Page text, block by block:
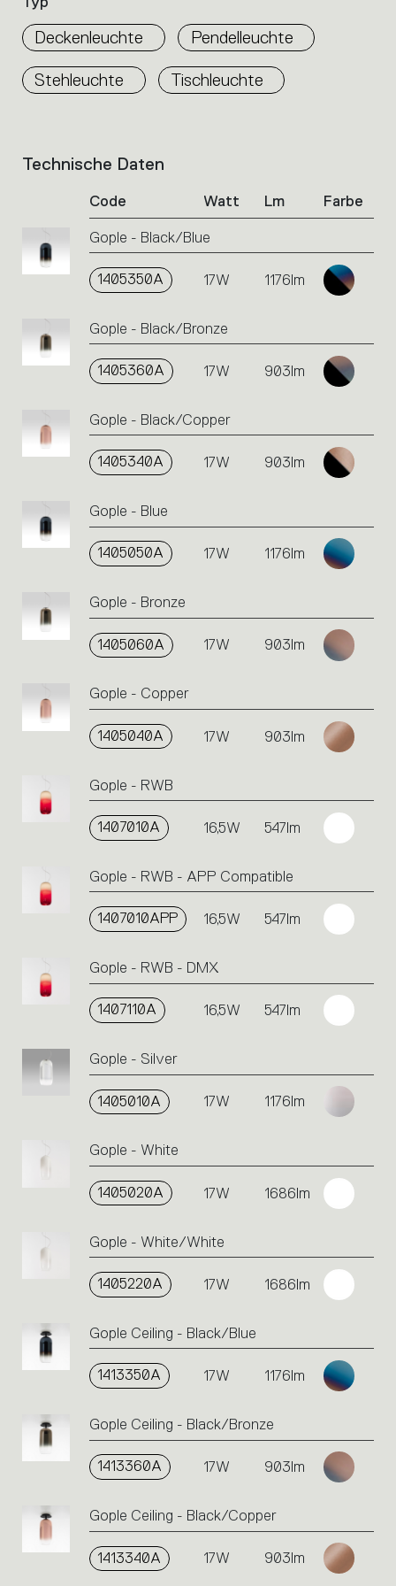
Deckenleuchte Pendelleuchte
Stehleuchte Tischleuchte
List
the
icons
to
action.
Technische Daten
Code Watt Lm Farbe
Gople - Black/Blue
1405350A 17W 1176lm
Gople - Black/Bronze
1405360A 17W 903lm
Gople - Black/Copper
1405340A 17W 903lm
Gople - Blue
1405050A 17W 1176lm
Gople - Bronze
1405060A 17W 903lm
Gople - Copper
1405040A 17W 903lm
Gople - RWB
1407010A 16,5W 547lm
Gople - RWB - APP Compatible
1407010APP 16,5W 547lm
Gople - RWB - DMX
1407110A 16,5W 547lm
Gople - Silver
1405010A 17W 1176lm
Gople - White
1405020A 17W 1686lm
Gople - White/White
1405220A 17W 1686lm
Gople Ceiling - Black/Blue
1413350A 17W 1176lm
Gople Ceiling - Black/Bronze
1413360A 17W 903lm
Gople Ceiling - Black/Copper
1413340A 17W 903lm